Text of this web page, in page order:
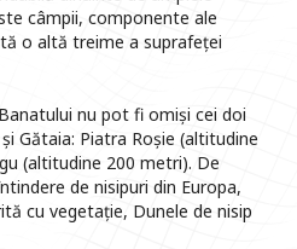
câmpii, componente ale
o altă treime a suprafeței
nu pot fi omiși cei doi
Gătaia: Piatra Roșie (altitudine
(altitudine 200 metri). De
de nisipuri din Europa,
cu vegetație, Dunele de nisip